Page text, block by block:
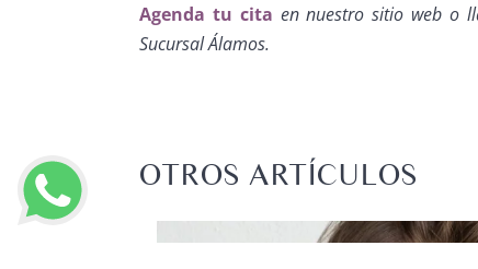
Agenda tu cita en nuestro sitio web o
Sucursal Álamos.
OTROS ARTÍCULOS